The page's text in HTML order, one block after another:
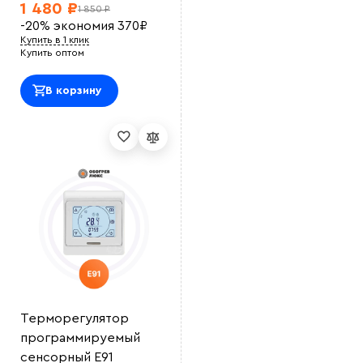
файл
1 850 ₽
1 480 ₽
-20% экономия 370₽
Купить в 1 клик
Купить оптом
В корзину
Терморегулятор
программируемый
сенсорный E91